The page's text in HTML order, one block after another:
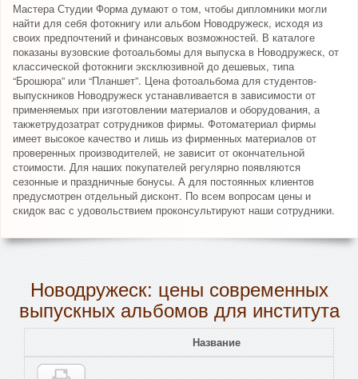
Мастера Студии Форма думают о том, чтобы дипломники могли
найти для себя фотокнигу или альбом Новодружеск, исходя из
своих предпочтений и финансовых возможностей. В каталоге
показаны вузовские фотоальбомы для выпуска в Новодружеск, от
классической фотокниги эксклюзивной до дешевых, типа
“Брошюра” или “Планшет”. Цена фотоальбома для студентов-
выпускников Новодружеск устанавливается в зависимости от
применяемых при изготовлении материалов и оборудования, а
такжетрудозатрат сотрудников фирмы. Фотоматериал фирмы
имеет высокое качество и лишь из фирменных материалов от
проверенных производителей, не зависит от окончательной
стоимости. Для наших покупателей регулярно появляются
сезонные и праздничные бонусы. А для постоянных клиентов
предусмотрен отдельный дисконт. По всем вопросам цены и
скидок вас с удовольствием проконсультируют наши сотрудники.
Новодружеск: цены современных
выпускных альбомов для института
Название